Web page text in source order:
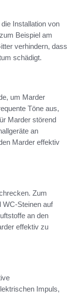
Installation von
Beispiel am
verhindern, dass
schädigt.
um Marder
Töne aus,
Marder störend
an
Marder effektiv
Zum
WC-Steinen auf
an den
effektiv zu
Impuls,